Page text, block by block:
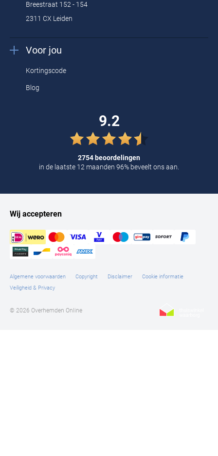
Breestraat 152 - 154
2311 CX Leiden
Voor jou
Kortingscode
Blog
9.2
2754 beoordelingen
in de laatste 12 maanden 96% beveelt ons aan.
Wij accepteren
Algemene voorwaarden Copyright Disclaimer
Cookie informatie
Veiligheid & Privacy
© 2026 Overhemden Online